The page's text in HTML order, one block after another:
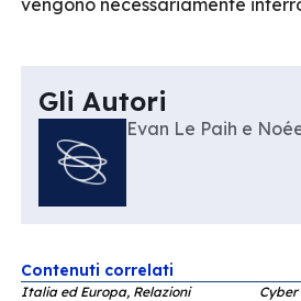
vengono necessariamente
Gli Autori
Evan Le Paih e
Contenuti correlati
Italia ed Europa, Relazioni